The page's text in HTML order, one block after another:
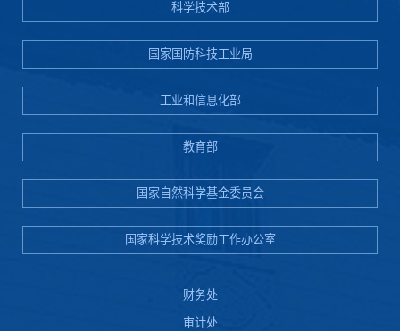
科学技术部
国家国防科技工业局
工业和信息化部
教育部
国家自然科学基金委员会
国家科学技术奖励工作办公室
财务处
审计处